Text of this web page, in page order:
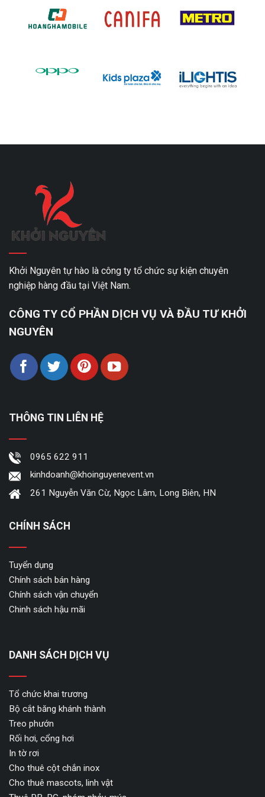
Khởi Nguyên tự hào là công ty tổ chức sự kiện chuyên
nghiệp hàng đầu tại Việt Nam.
CÔNG TY CỔ PHẦN DỊCH VỤ VÀ ĐẦU TƯ KHỞI
NGUYÊN
THÔNG TIN LIÊN HỆ
0965 622 911
kinhdoanh@khoinguyenevent.vn
261 Nguyễn Văn Cừ, Ngọc Lâm, Long Biên, HN
CHÍNH SÁCH
Tuyển dụng
Chính sách bán hàng
Chính sách vận chuyển
Chinh sách hậu mãi
DANH SÁCH DỊCH VỤ
Tổ chức khai trương
Bộ cắt băng khánh thành
Treo phướn
Rối hơi, cổng hơi
In tờ rơi
Cho thuê cột chắn inox
Cho thuê mascots, linh vật